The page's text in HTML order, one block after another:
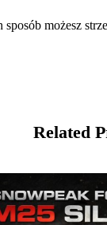
możesz
Related